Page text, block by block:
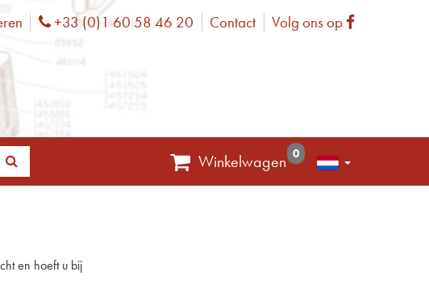
Phone
+33 (0)1 60 58 46 20 Contact Volg ons op Facebook
Winkelwagen 0
en hoeft u bij